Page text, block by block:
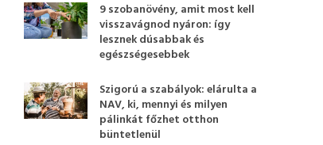
9 szobanövény, amit most kell
visszavágnod nyáron: így
lesznek dúsabbak és
egészségesebbek
Szigorú a szabályok: elárulta a
NAV, ki, mennyi és milyen
pálinkát főzhet otthon
büntetlenül